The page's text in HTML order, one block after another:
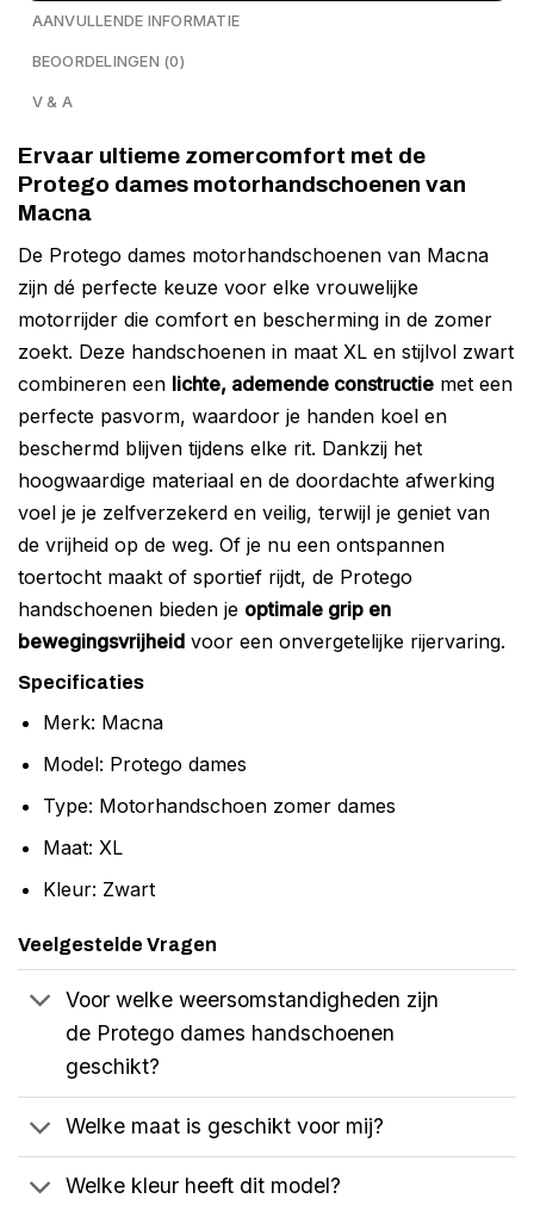
AANVULLENDE INFORMATIE
BEOORDELINGEN (0)
V & A
Ervaar ultieme zomercomfort met de
Protego dames motorhandschoenen van
Macna
De Protego dames motorhandschoenen van Macna
zijn dé perfecte keuze voor elke vrouwelijke
motorrijder die comfort en bescherming in de zomer
zoekt. Deze handschoenen in maat XL en stijlvol zwart
combineren een lichte, ademende constructie met een
perfecte pasvorm, waardoor je handen koel en
beschermd blijven tijdens elke rit. Dankzij het
hoogwaardige materiaal en de doordachte afwerking
voel je je zelfverzekerd en veilig, terwijl je geniet van
de vrijheid op de weg. Of je nu een ontspannen
toertocht maakt of sportief rijdt, de Protego
handschoenen bieden je optimale grip en
bewegingsvrijheid voor een onvergetelijke rijervaring.
Specificaties
Merk: Macna
Model: Protego dames
Type: Motorhandschoen zomer dames
Maat: XL
Kleur: Zwart
Veelgestelde Vragen
Voor welke weersomstandigheden zijn
de Protego dames handschoenen
geschikt?
Welke maat is geschikt voor mij?
Welke kleur heeft dit model?